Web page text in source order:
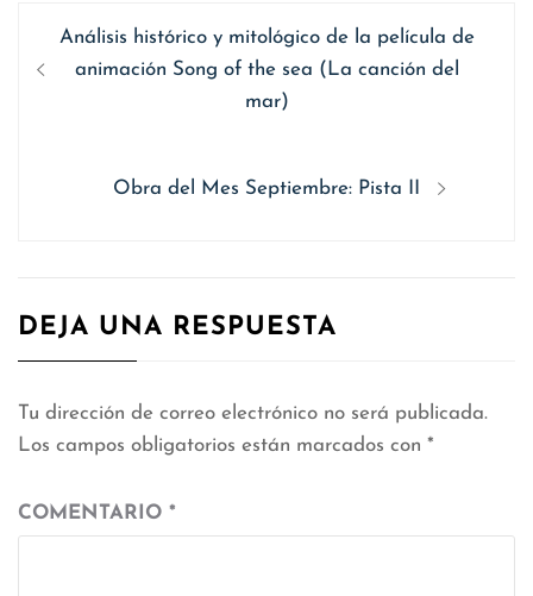
Navegación
de
Entrada
anterior
Análisis histórico y mitológico de la película de
animación Song of the sea (La canción del
mar)
Siguiente
Obra del Mes Septiembre: Pista II
DEJA UNA RESPUESTA
Tu dirección de correo electrónico no será publicada.
Los campos obligatorios están marcados con *
COMENTARIO *